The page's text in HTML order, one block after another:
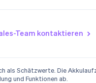
Team kontaktieren
als Schätzwerte. Die
und Funktionen ab.